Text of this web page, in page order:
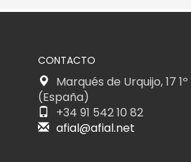
CONTACTO
Marqués de Urquijo, 17
(España)
+34 91 542 10 82
afial@afial.net